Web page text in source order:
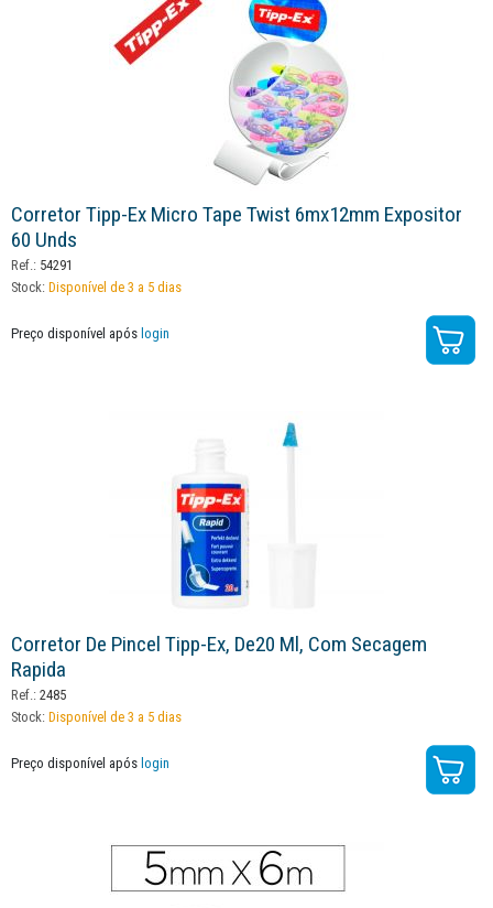
Corretor Tipp-Ex Micro Tape Twist 6mx12mm Expositor
60 Unds
Ref.: 54291
Stock: Disponível de 3 a 5 dias
Preço disponível após login
Corretor De Pincel Tipp-Ex, De20 Ml, Com Secagem
Rapida
Ref.: 2485
Stock: Disponível de 3 a 5 dias
Preço disponível após login